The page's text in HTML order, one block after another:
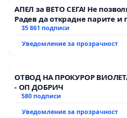
АПЕЛ за ВЕТО СЕГА! Не
Радев да открадне парите и
тъмното
35 861 подписи
Уведомление за прозрачност
ОТВОД НА ПРОКУРОР
- ОП ДОБРИЧ
580 подписи
Уведомление за прозрачност